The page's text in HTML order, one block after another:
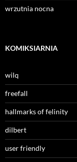
wrzutnia nocna
KOMIKSIARNIA
wilq
freefall
hallmarks of felinity
dilbert
user friendly